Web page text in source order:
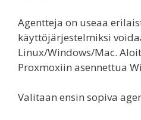
Agentteja on useaa
käyttöjärjestelmiksi
Linux/Windows/Mac.
Proxmoxiin asennettua
Valitaan ensin sopiva